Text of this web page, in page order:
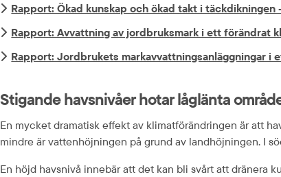
Rapport: Ökad kunskap och ökad takt i täckdikningen
Rapport: Avvattning av jordbruksmark i ett förändrat
Rapport: Jordbrukets markavvattningsanläggningar i
Stigande havsnivåer hotar låglänta
En mycket dramatisk effekt av klimatförändringen är att
mindre är vattenhöjningen på grund av landhöjningen. I
En höjd havsnivå innebär att det kan bli svårt att dränera